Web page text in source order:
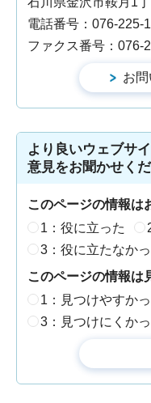
電話番号：076-225-
ファクス番号：076-
より良いウェブサ
意見をお聞かせく
このページの情報は
1：役に立った
3：役に立たなか
このページの情報は
1：見つけやすか
3：見つけにくか